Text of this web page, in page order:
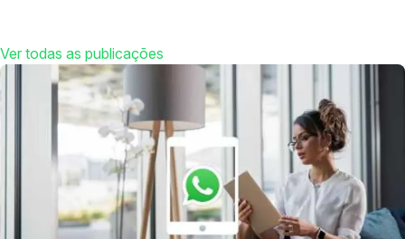
Ver todas as publicações